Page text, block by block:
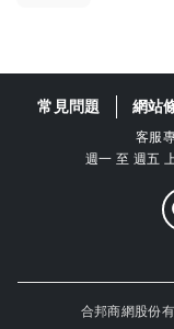
常見問題 網站
客服
週一 至 週五
合邦商網股份